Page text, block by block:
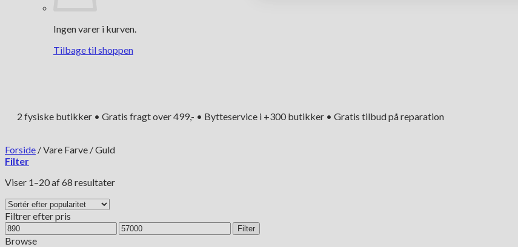
Ingen varer i kurven.
Tilbage til shoppen
2 fysiske butikker • Gratis fragt over 499,- • Bytteservice i +300 butikker • Gratis tilbud på reparation
Forside /Vare Farve /Guld
Filter
Viser 1–20 af 68 resultaterSorteret
Filtrer efter pris
Mindste
pris
Højeste
pris
Filter
Browse